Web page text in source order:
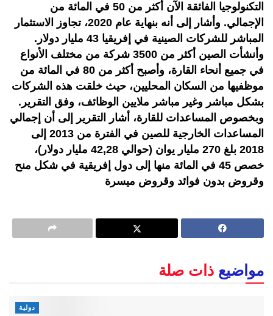
التكنولوجيا الفائقة الآن أكثر من 50 في المائة من
الإجمالي. وأشار إلى أنه بنهاية عام 2020، تجاوز الاستثمار
المباشر للشركات الصينية في إفريقيا 43 مليار دولار.
وأنشأت الصين أكثر من 3500 شركة من مختلف الأنواع
في جميع أنحاء القارة، وأصبح أكثر من 80 في المائة من
موظفيها من السكان المحليين، حيث خلقت هذه الشركات
بشكل مباشر وغير مباشر ملايين الوظائف، وفق التقرير.
وبخصوص المساعدات للقارة، أشار التقرير إلى أن إجمالي
المساعدات الخارجية للصين في الفترة من 2013 إلى
2018 بلغ 270 مليار يوان (حوالي 42,28 مليار دولار)،
خصص 45 في المائة منها إلى دول إفريقية في شكل منح
وقروض بدون فوائد وقروض ميسرة
مواضيع ذات صلة
دولية